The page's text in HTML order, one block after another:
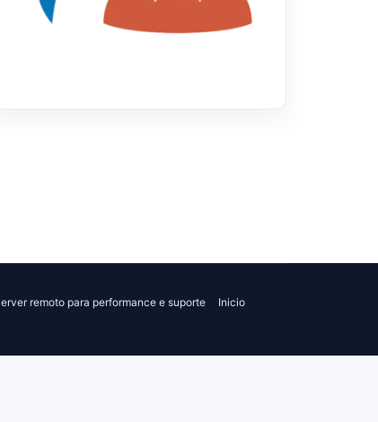
remoto para performance e suporte
Inicio